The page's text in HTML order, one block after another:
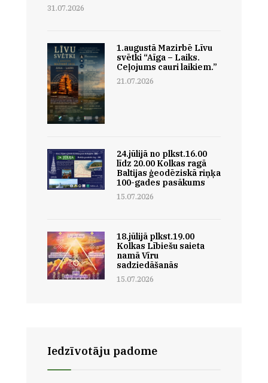
31.07.2026
1.augustā Mazirbē Līvu
svētki “Aīga – Laiks.
Ceļojums cauri laikiem.”
21.07.2026
24.jūlijā no plkst.16.00
līdz 20.00 Kolkas ragā
Baltijas ģeodēziskā riņķa
100-gades pasākums
15.07.2026
18.jūlijā plkst.19.00
Kolkas Lībiešu saieta
namā Vīru
sadziedāšanās
15.07.2026
Iedzīvotāju padome